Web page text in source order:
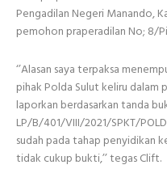
Pengadilan Negeri Manando,
pemohon praperadilan No; 8/
‘’Alasan saya terpaksa
pihak Polda Sulut keliru dalam
laporkan berdasarkan tanda
LP/B/401/VIII/2021/SPKT/
sudah pada tahap penyidikan
tidak cukup bukti,’’ tegas Clift.